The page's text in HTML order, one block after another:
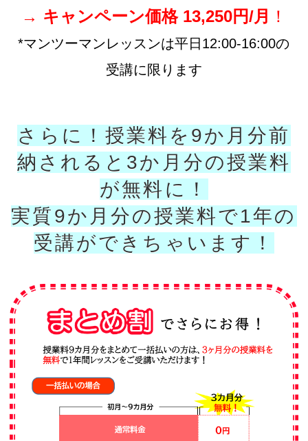
→ キャンペーン価格 13,250円/月 ！
*マンツーマンレッスンは平日12:00-16:00の
受講に限ります
さらに！授業料を9か月分前
納されると3か月分の授業料
が無料に！
実質9か月分の授業料で1年の
受講ができちゃいます！